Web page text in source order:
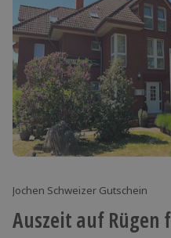
Jochen Schweizer Gutschein
Auszeit auf Rügen